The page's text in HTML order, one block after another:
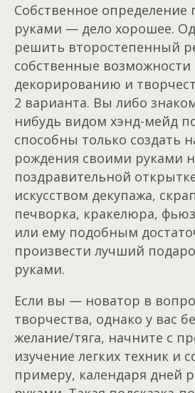
Собственное определение
руками — дело хорошее.
решить второстепенный
собственные возможности
декорированию и
2 варианта. Вы либо
нибудь видом хэнд-мейд
способны только создать
рождения своими руками
поздравительной
искусством декупажа,
печворка, кракелюра,
или ему подобным
произвести лучший
руками.
Если вы — новатор в
творчества, однако у вас
желание/тяга, начните с
изучение легких техник и
примеру, календаря дней